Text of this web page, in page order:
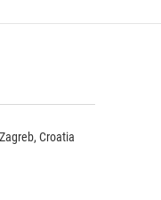
Croatia